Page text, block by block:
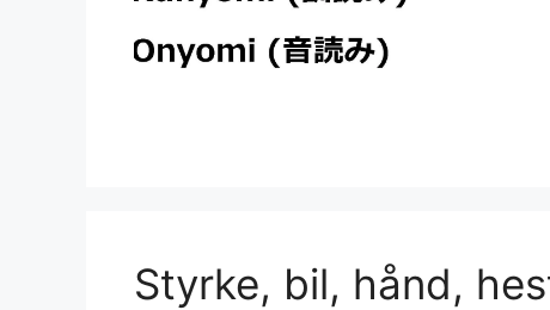
Styrke, bil, hånd,